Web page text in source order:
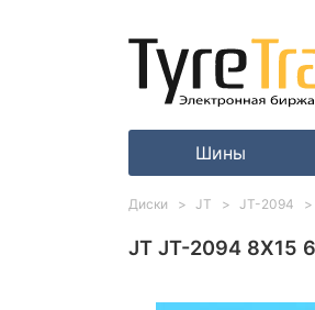
Шины
JT JT-2094 8X15
Диски JT JT-2094